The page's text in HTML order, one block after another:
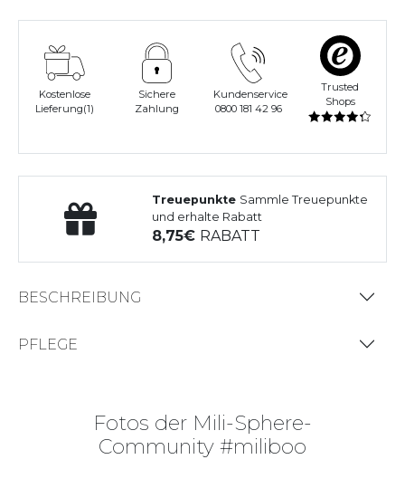
Kostenlose
Lieferung(1)
Sichere
Zahlung
Kundenservice
0800 181 42 96
Trusted
Shops
Treuepunkte Sammle Treuepunkte
und erhalte Rabatt
8,75 RABATT
BESCHREIBUNG
PFLEGE
Fotos der Mili-Sphere-
Community #miliboo